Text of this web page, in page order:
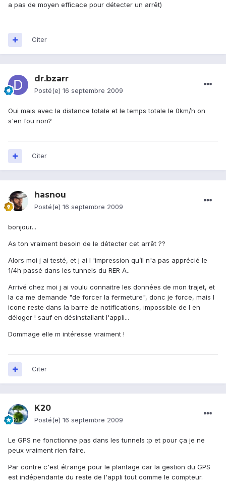
a pas de moyen efficace pour détecter un arrêt)
Citer
dr.bzarr
Posté(e) 16 septembre 2009
Oui mais avec la distance totale et le temps totale le 0km/h on
s'en fou non?
Citer
hasnou
Posté(e) 16 septembre 2009
bonjour...
As ton vraiment besoin de le détecter cet arrêt ??
Alors moi j ai testé, et j ai l 'impression qu’il n'a pas apprécié le
1/4h passé dans les tunnels du RER A..
Arrivé chez moi j ai voulu connaitre les données de mon trajet, et
la ca me demande "de forcer la fermeture", donc je force, mais l
icone reste dans la barre de notifications, impossible de l en
déloger ! sauf en désinstallant l'appli...
Dommage elle m intéresse vraiment !
Citer
K20
Posté(e) 16 septembre 2009
Le GPS ne fonctionne pas dans les tunnels :p et pour ça je ne
peux vraiment rien faire.
Par contre c'est étrange pour le plantage car la gestion du GPS
est indépendante du reste de l'appli tout comme le compteur.